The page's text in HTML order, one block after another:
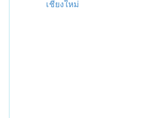
เชียงใหม่